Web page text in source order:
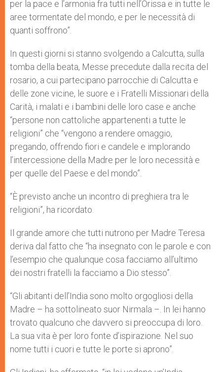
per la pace e l’armonia fra tutti nell’Orissa e in tutte le
aree tormentate del mondo, e per le necessità di
quanti soffrono”.
In questi giorni si stanno svolgendo a Calcutta, sulla
tomba della beata, Messe precedute dalla recita del
rosario, a cui partecipano parrocchie di Calcutta e
delle zone vicine, le suore e i Fratelli Missionari della
Carità, i malati e i bambini delle loro case e anche
“persone non cattoliche appartenenti a tutte le
religioni” che “vengono a rendere omaggio,
pregando, offrendo fiori e candele e implorando
l’intercessione della Madre per le loro necessità e
per quelle del Paese e del mondo”.
“È previsto anche un incontro di preghiera tra le
religioni”, ha ricordato.
Il grande amore che tutti nutrono per Madre Teresa
deriva dal fatto che “ha insegnato con le parole e con
l’esempio che qualunque cosa facciamo all’ultimo
dei nostri fratelli la facciamo a Dio stesso”.
“Gli abitanti dell’India sono molto orgogliosi della
Madre – ha sottolineato suor Nirmala –. In lei hanno
trovato qualcuno che davvero si preoccupa di loro.
La sua vita è per loro fonte d’ispirazione. Nel suo
nome tutti i cuori e tutte le porte si aprono”.